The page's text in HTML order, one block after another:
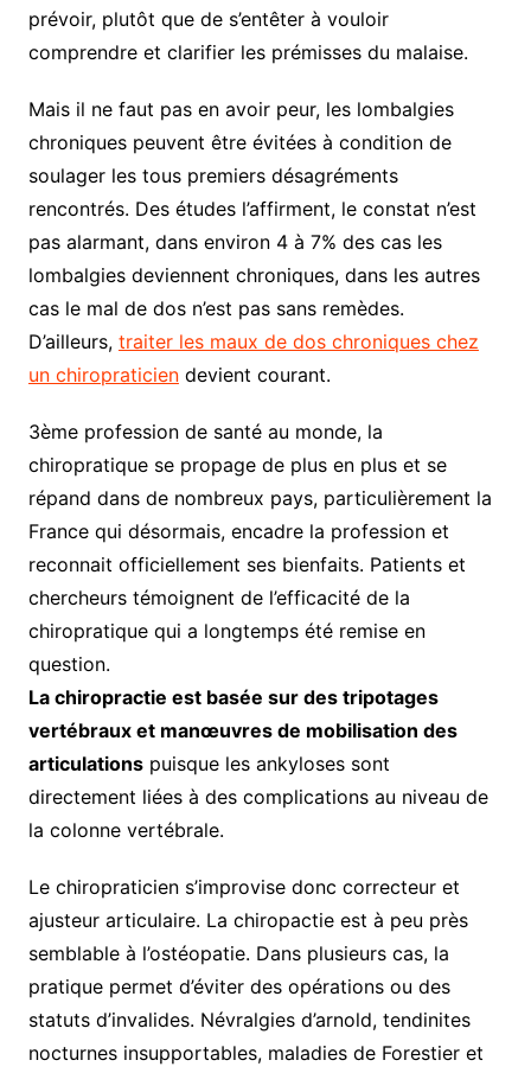
prévoir, plutôt que de s’entêter à vouloir
comprendre et clarifier les prémisses du malaise.
Mais il ne faut pas en avoir peur, les lombalgies
chroniques peuvent être évitées à condition de
soulager les tous premiers désagréments
rencontrés. Des études l’affirment, le constat n’est
pas alarmant, dans environ 4 à 7% des cas les
lombalgies deviennent chroniques, dans les autres
cas le mal de dos n’est pas sans remèdes.
D’ailleurs, traiter les maux de dos chroniques chez
un chiropraticiendevient courant.
3ème profession de santé au monde, la
chiropratique se propage de plus en plus et se
répand dans de nombreux pays, particulièrement la
France qui désormais, encadre la profession et
reconnait officiellement ses bienfaits. Patients et
chercheurs témoignent de l’efficacité de la
chiropratique qui a longtemps été remise en
question.
La chiropractie est basée sur des tripotages
vertébraux et manœuvres de mobilisation des
articulationspuisque les ankyloses sont
directement liées à des complications au niveau de
la colonne vertébrale.
Le chiropraticien s’improvise donc correcteur et
ajusteur articulaire. La chiropactie est à peu près
semblable à l’ostéopatie. Dans plusieurs cas, la
pratique permet d’éviter des opérations ou des
statuts d’invalides. Névralgies d’arnold, tendinites
nocturnes insupportables, maladies de Forestier et